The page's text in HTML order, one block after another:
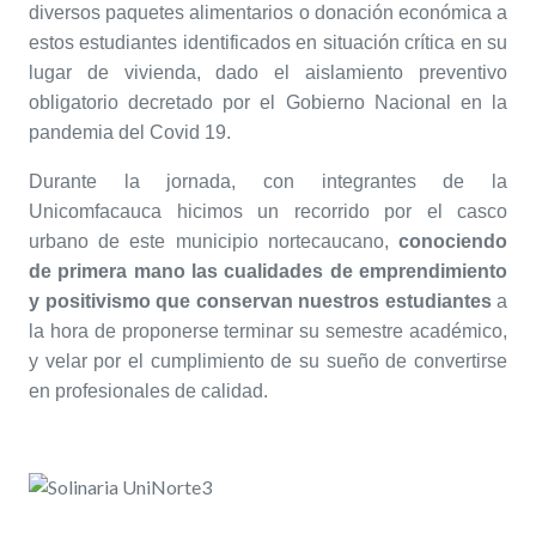
diversos paquetes alimentarios o donación económica a
estos estudiantes identificados en situación crítica en su
lugar de vivienda, dado el aislamiento preventivo
obligatorio decretado por el Gobierno Nacional en la
pandemia del Covid 19.
Durante la jornada, con integrantes de la
Unicomfacauca hicimos un recorrido por el casco
urbano de este municipio nortecaucano, conociendo
de primera mano las cualidades de emprendimiento
y positivismo que conservan nuestros estudiantesa
la hora de proponerse terminar su semestre académico,
y velar por el cumplimiento de su sueño de convertirse
en profesionales de calidad.